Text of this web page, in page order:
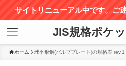
サイトリニューアル中です。ご
JIS規格ポケ
ホーム 球平形鋼(バルブプレート)の規格表 rev.1